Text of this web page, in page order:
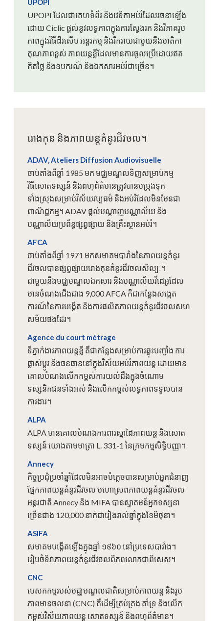
UPOPI
UPOPI ដែលជាគេហទំព័រ និងវេទិកាអប់រំដែលរចនាឡើង
ដោយ Ciclic ផ្តល់នូវលទ្ធភាពក្នុងការស្វែងរក និងវិភាគរូប
ភាពក្នុងវិធីដ៏រសើប អន្តរកម្ម និងរីករាយជាមួយនឹងមាតិកា
គុណភាពខ្ពស់ ភាពយន្តខ្លីដែលមានការចូលប្រើដោយឥត
គិតថ្លៃ និងឧបករណ៍ និងឯកសារអប់រំជាច្រើន។
រោងកុន និងភាពយន្តគំនូរជីវចល។
ADAV, Ateliers Diffusion Audiovisuelle
ចាប់តាំងពីឆ្នាំ 1985 មក មជ្ឈមណ្ឌលទិញសម្រាប់កម្ម
វិធីសោតទស្សន៍ និងពហុព័ត៌មានត្រូវបានបម្រុងទុក
ទាំងស្រុងសម្រាប់វិស័យវប្បធម៌ និងអប់រំដែលមិនមែនជា
ពាណិជ្ជកម្ម។ ADAV ផ្តល់បណ្តាញបណ្ណាល័យ និង
បណ្ណាល័យប្រព័ន្ធផ្សព្វផ្សាយ និងគ្រឹះស្ថានអប់រំ។
AFCA
ចាប់តាំងពីឆ្នាំ 1971 មកសមាគមបារាំងនៃភាពយន្តគំនូរ
ជីវចលបានផ្សព្វផ្សាយរោងកុនគំនូរជីវចលសិល្បៈ។
ជាមួយនឹងមជ្ឈមណ្ឌលឯកសារ និងបណ្ណាល័យវីដេអូដែល
មានចំណងជើងជាង 9,000 AFCA ក៏ជាកន្លែងសង្កេត
ការណ៍នៃការបង្កើត និងការផលិតភាពយន្តគំនូរជីវចលសហ
សម័យផងដែរ។
Agence du court métrage
ទីភ្នាក់ងារភាពយន្តខ្លី គឺជាកន្លែងសម្រាប់ការឆ្លុះបញ្ចាំង ការ
ផ្លាស់ប្តូរ និងធនធាននៅក្នុងវិស័យអប់រំភាពយន្ត ដោយមាន
គោលបំណងលើកកម្ពស់ការយល់ដឹងក្នុងចំណោម
ទស្សនិកជនទាំងអស់ និងលើកកម្ពស់លទ្ធភាពទទួលបាន
ការងារ។
ALPA
ALPA មានគោលបំណងការពារស្នាដៃភាពយន្ត និងសោត
ទស្សន៍ យោងតាមមាត្រា L. 331-1 នៃក្រមកម្មសិទ្ធិបញ្ញា។
Annecy
កិច្ចប្រជុំប្រចាំឆ្នាំដែលមិនអាចបំភ្លេចបានសម្រាប់អ្នកជំនាញ
ផ្នែកភាពយន្តគំនូរជីវចល មហោស្រពភាពយន្តគំនូរជីវចល
អន្តរជាតិ Annecy និង MIFA បានស្វាគមន៍អ្នកទស្សនា
ច្រើនជាង 120,000 នាក់ជារៀងរាល់ឆ្នាំក្នុងខែមិថុនា។
ASIFA
សមាគម​បង្កើត​ឡើង​ក្នុង​ឆ្នាំ ១៩៦០ នៅ​ប្រទេស​បារាំង។
រៀបចំទិវាភាពយន្តគំនូរជីវចលពិភពលោកជាពិសេស។
CNC
បេសកកម្មរបស់មជ្ឈមណ្ឌលជាតិសម្រាប់ភាពយន្ត និងរូប
ភាពមានចលនា (CNC) គឺដើម្បីគ្រប់គ្រង គាំទ្រ និងលើក
កម្ពស់វិស័យភាពយន្ត សោតទស្សន៍ និងពហុព័ត៌មាន។